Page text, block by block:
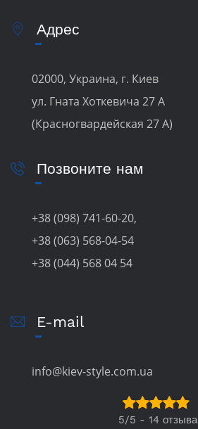
Адрес
02000, Украина, г. Киев
ул. Гната Хоткевича 27 А
(Красногвардейская 27 А)
Позвоните нам
+38 (098) 741-60-20,
+38 (063) 568-04-54
+38 (044) 568 04 54
E-mail
info@kiev-style.com.ua
5/5 - 14 отзыва